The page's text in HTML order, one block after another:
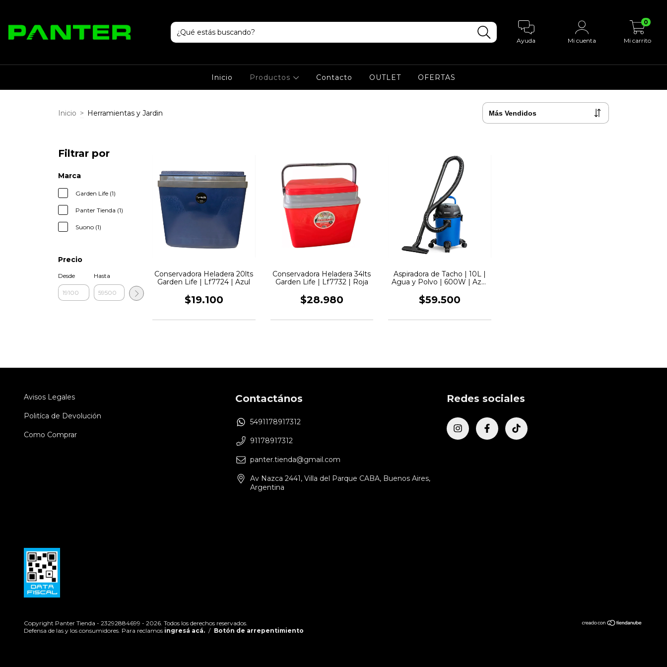
Ayuda Mi cuenta Mi carrito
0
Inicio Productos Contacto OUTLET OFERTAS
Inicio > Herramientas y Jardin
Filtrar por
Marca
Garden Life (1)
Panter Tienda (1)
Suono (1)
Precio
Desde Hasta
Conservadora Heladera 20lts
Garden Life | Lf7724 | Azul
$19.100
Conservadora Heladera 34lts
Garden Life | Lf7732 | Roja
$28.980
Aspiradora de Tacho | 10L |
Agua y Polvo | 600W | Azul
$59.500
Avisos Legales
Politíca de Devolución
Como Comprar
Contactános
5491178917312
91178917312
panter.tienda@gmail.com
Av Nazca 2441, Villa del Parque CABA, Buenos Aires,
Argentina
Redes sociales
Copyright Panter Tienda - 23292884699 - 2026. Todos los derechos reservados.
Defensa de las y los consumidores. Para reclamos ingresá acá. / Botón de arrepentimiento